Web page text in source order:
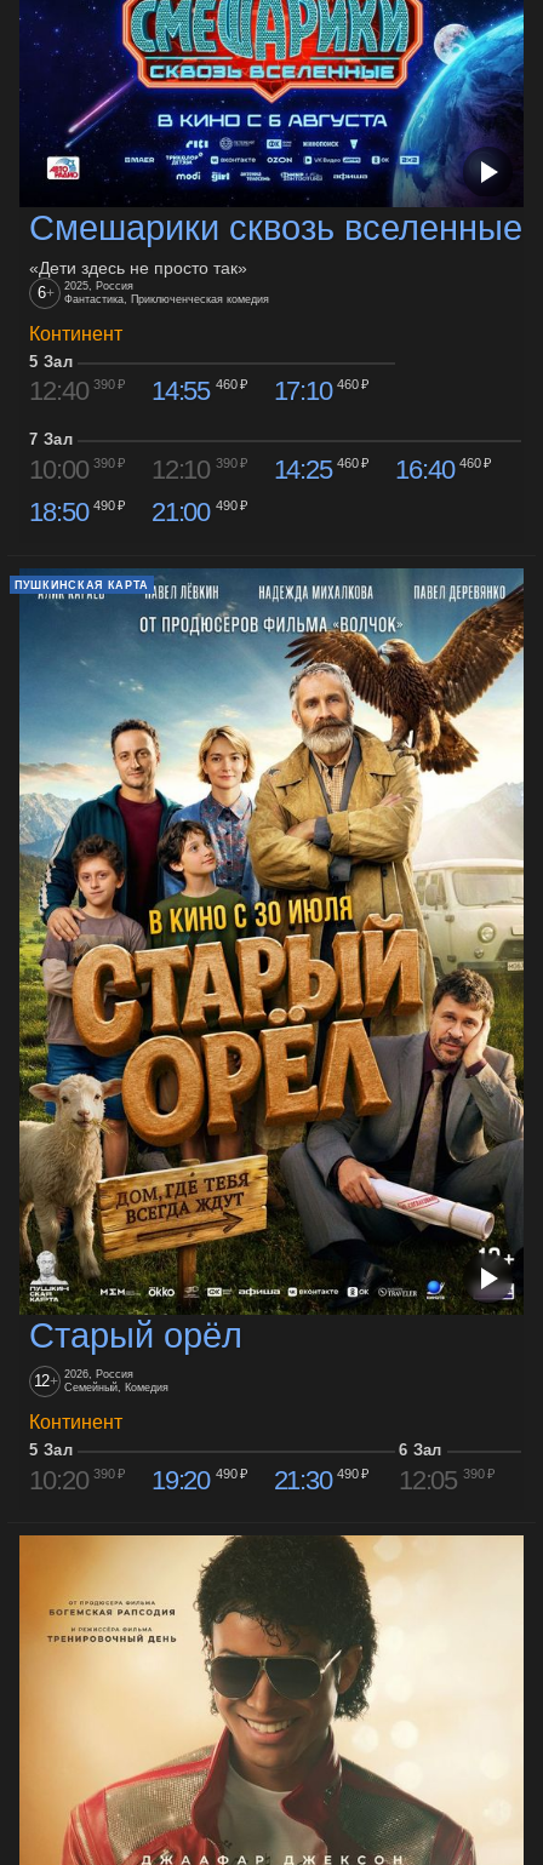
Смешарики сквозь вселенные
«Дети здесь не просто так»
6+
2025, Россия
Фантастика, Приключенческая комедия
Континент
5 Зал
12:40 390 ₽ 14:55 460 ₽ 17:10 460 ₽
7 Зал
10:00 390 ₽ 12:10 390 ₽ 14:25 460 ₽ 16:40 460 ₽
18:50 490 ₽ 21:00 490 ₽
ПУШКИНСКАЯ КАРТА
Старый орёл
12+ 2026, Россия
Семейный, Комедия
Континент
5 Зал
10:20 390 ₽ 19:20 490 ₽ 21:30 490 ₽
6 Зал
12:05 390 ₽